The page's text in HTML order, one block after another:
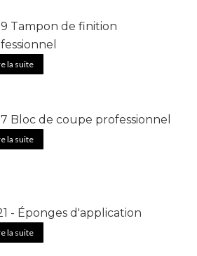
Tampon de finition
la suite
Bloc de coupe professionnel
la suite
- Éponges d'application
la suite